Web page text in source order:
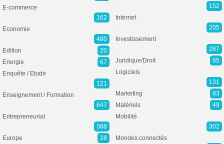
E-commerce
162
Economie
480
Edition
20
Energie
67
Enquête / Etude
121
Enseignement / Formation
647
Entrepreneuriat
388
Europe
28
152
Internet
205
Investissement
287
Juridique/Droit
65
Logiciels
131
Marketing
83
Matériels
49
Mobilité
302
Mondes connectés